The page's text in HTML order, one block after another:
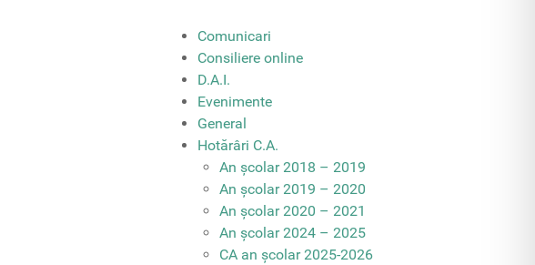
Comunicari
Consiliere online
D.A.I.
Evenimente
General
Hotărâri C.A.
An școlar 2018 – 2019
An școlar 2019 – 2020
An școlar 2020 – 2021
An școlar 2024 – 2025
CA an școlar 2025-2026